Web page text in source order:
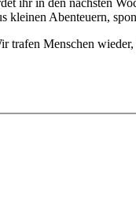
ihr in den nächsten
Abenteuern,
trafen Menschen